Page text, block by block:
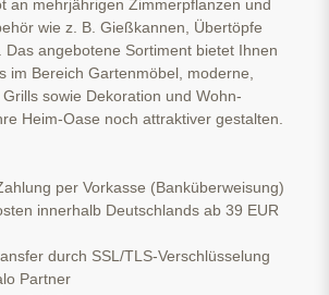
an mehrjährigen Zimmerpflanzen und
wie z. B. Gießkannen, Übertöpfe
Das angebotene Sortiment bietet Ihnen
im Bereich Gartenmöbel, moderne,
sowie Dekoration und Wohn-
Heim-Oase noch attraktiver gestalten.
per Vorkasse (Banküberweisung)
innerhalb Deutschlands ab 39 EUR
durch SSL/TLS-Verschlüsselung
Partner